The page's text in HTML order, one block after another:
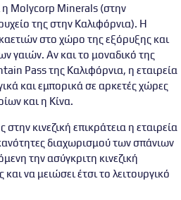
η Molycorp Minerals (στην
της στην Καλιφόρνια). Η
στο χώρο της εξόρυξης και
γαιών. Αν και το μοναδικό της
Pass της Καλιφόρνια, η εταιρεία
και εμπορικά σε αρκετές χώρες
και η Κίνα.
κινεζική επικράτεια η εταιρεία
διαχωρισμού των σπάνιων
την ασύγκριτη κινεζική
να μειώσει έτσι το λειτουργικό